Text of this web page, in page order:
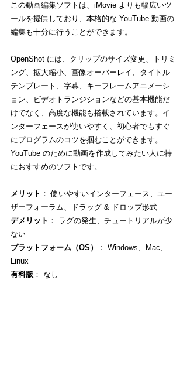
この動画編集ソフトは、iMovie よりも幅広いツ
ールを提供しており、本格的な YouTube 動画の
編集も十分に行うことができます。
OpenShot には、クリップのサイズ変更、トリミ
ング、拡大縮小、画像オーバーレイ、タイトル
テンプレート、字幕、キーフレームアニメーシ
ョン、ビデオトランジションなどの基本機能だ
けでなく、高度な機能も搭載されています。イ
ンターフェースが使いやすく、初心者でもすぐ
にプログラムのコツを掴むことができます。
YouTube のために動画を作成してみたい人に特
におすすめのソフトです。
メリット ： 使いやすいインターフェース、ユー
ザーフォーラム、ドラッグ & ドロップ形式
デメリット ： ラグの発生、チュートリアルが少
ない
プラットフォーム（OS）
： Windows、Mac、
Linux
有料版 ： なし